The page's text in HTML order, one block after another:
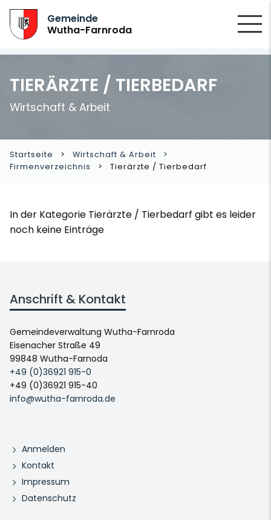
Gemeinde
Wutha-Farnroda
TIERÄRZTE / TIERBEDARF
Wirtschaft & Arbeit
Startseite
Wirtschaft & Arbeit
Firmenverzeichnis
Tierärzte / Tierbedarf
In der Kategorie Tierärzte / Tierbedarf gibt es leider
noch keine Einträge
Anschrift & Kontakt
Gemeindeverwaltung Wutha-Farnroda
Eisenacher Straße 49
99848 Wutha-Farnoda
+49 (0)36921 915-0
+49 (0)36921 915-40
info@wutha-farnroda.de
Anmelden
Kontakt
Impressum
Datenschutz